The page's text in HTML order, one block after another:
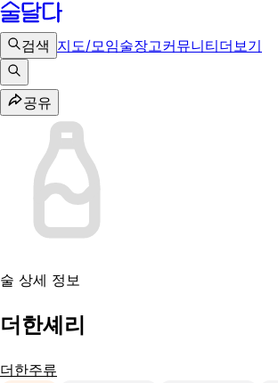
검색 지도/모임술장고커뮤니티더보기
공유
술 상세 정보
더한셰리
더한주류